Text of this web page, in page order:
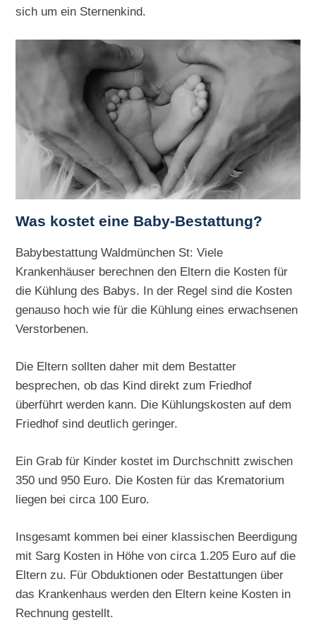
sich um ein Sternenkind.
Was kostet eine Baby-Bestattung?
Babybestattung Waldmünchen St: Viele
Krankenhäuser berechnen den Eltern die Kosten für
die Kühlung des Babys. In der Regel sind die Kosten
genauso hoch wie für die Kühlung eines erwachsenen
Verstorbenen.
Die Eltern sollten daher mit dem Bestatter
besprechen, ob das Kind direkt zum Friedhof
überführt werden kann. Die Kühlungskosten auf dem
Friedhof sind deutlich geringer.
Ein Grab für Kinder kostet im Durchschnitt zwischen
350 und 950 Euro. Die Kosten für das Krematorium
liegen bei circa 100 Euro.
Insgesamt kommen bei einer klassischen Beerdigung
mit Sarg Kosten in Höhe von circa 1.205 Euro auf die
Eltern zu. Für Obduktionen oder Bestattungen über
das Krankenhaus werden den Eltern keine Kosten in
Rechnung gestellt.